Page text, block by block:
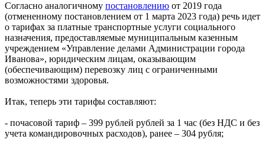
Согласно аналогичному постановлению от 2019 года
(отмененному постановлением от 1 марта 2023 года) речь идет
о тарифах за платные транспортные услуги социального
назначения, предоставляемые муниципальным казенным
учреждением «Управление делами Администрации города
Иванова», юридическим лицам, оказывающим
(обеспечивающим) перевозку лиц с ограниченными
возможностями здоровья.
Итак, теперь эти тарифы составляют:
- почасовой тариф – 399 рублей рублей за 1 час (без НДС и без
учета командировочных расходов), ранее – 304 рубля;